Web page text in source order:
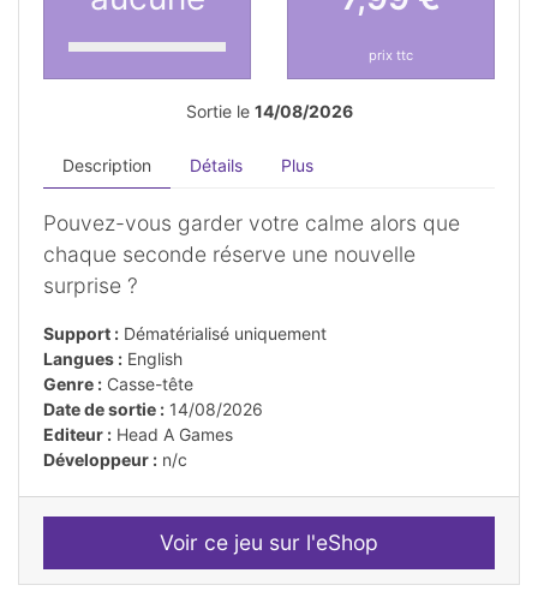
prix ttc
Sortie le 14/08/2026
Description Détails Plus
Pouvez-vous garder votre calme alors que
chaque seconde réserve une nouvelle
surprise ?
Support : Dématérialisé uniquement
Langues : English
Genre : Casse-tête
Date de sortie : 14/08/2026
Editeur : Head A Games
Développeur : n/c
Voir ce jeu sur l'eShop